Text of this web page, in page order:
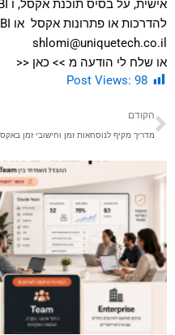
אישית, על בסיס תוכנת אקסל, ו Power BI.
להדרכות או פתרונות אקסל או Power BI צור קשר למייל
shlomi@uniquetech.co.il
או שלח לי הודעה מ >> כאן <<
Post Views: 98
קודם
הקודם